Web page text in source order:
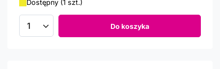
Dostępny (1 szt.)
Ilość produktów Do koszyka